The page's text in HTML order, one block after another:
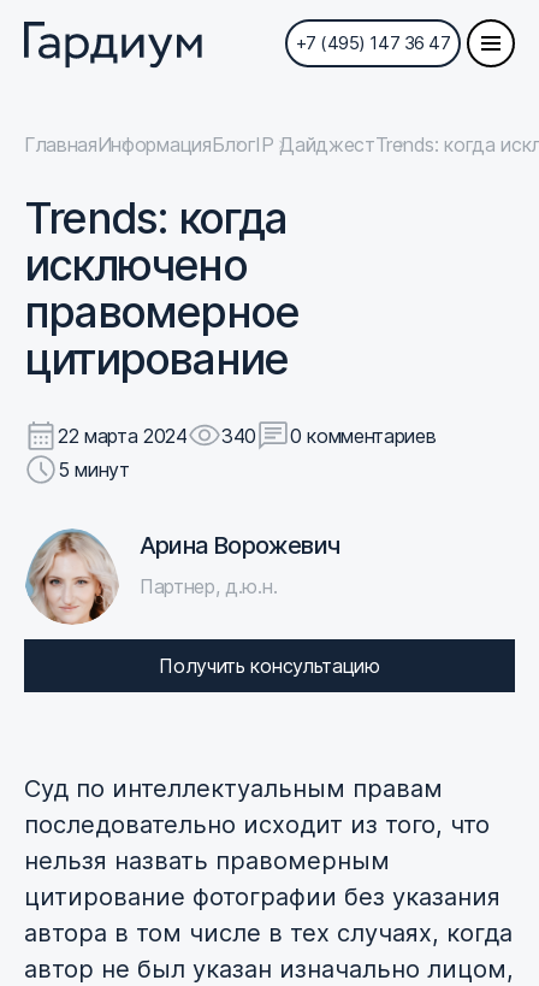
+7 (495) 147 36 47
ГлавнаяИнформацияБлогIP ДайджестTrends: когда
Trends: когда
исключено
правомерное
цитирование
22 марта 2024 340
0 комментариев
5 минут
Суд по интеллектуальным правам
последовательно исходит из того, что
нельзя назвать правомерным
цитирование фотографии без указания
автора в том числе в тех случаях, когда
автор не был указан изначально лицом,
Арина Ворожевич
Партнер, д.ю.н.
Получить консультацию